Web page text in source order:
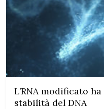
L’RNA modificato
stabilità del DNA